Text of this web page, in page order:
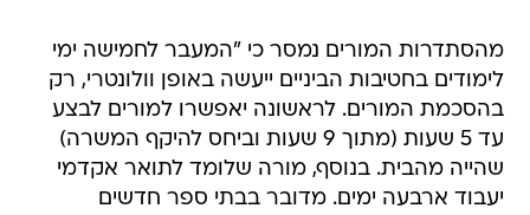
מהסתדרות המורים נמסר כי "המעבר לחמישה ימי
לימודים בחטיבות הביניים ייעשה באופן וולונטרי, רק
בהסכמת המורים. לראשונה יאפשרו למורים לבצע
עד 5 שעות (מתוך 9 שעות וביחס להיקף המשרה)
שהייה מהבית. בנוסף, מורה שלומד לתואר אקדמי
יעבוד ארבעה ימים. מדובר בבתי ספר חדשים